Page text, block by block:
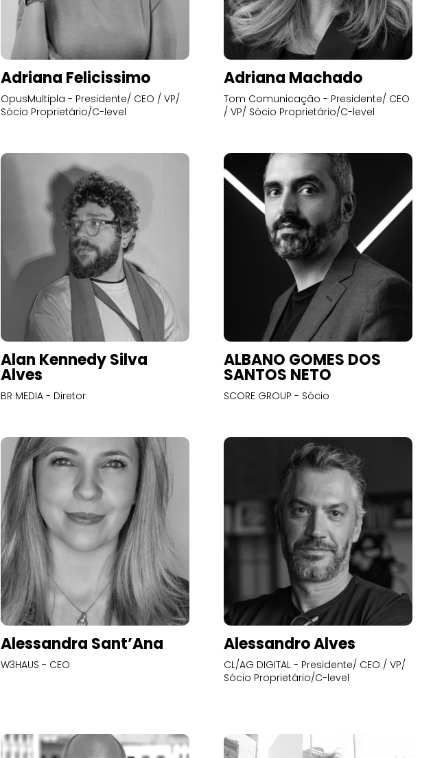
Adriana Felicissimo
OpusMultipla - Presidente/ CEO / VP/
Sócio Proprietário/C-level
Adriana Machado
Tom Comunicação - Presidente/ CEO
/ VP/ Sócio Proprietário/C-level
Alan Kennedy Silva
Alves
BR MEDIA - Diretor
ALBANO GOMES DOS
SANTOS NETO
SCORE GROUP - Sócio
Alessandra Sant’Ana
W3HAUS - CEO
Alessandro Alves
CL/AG DIGITAL - Presidente/ CEO / VP/
Sócio Proprietário/C-level